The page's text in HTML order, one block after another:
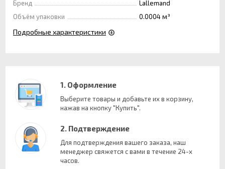
Бренд
Lallemand
Объём упаковки
0.0004 м³
Подробные характеристики
1. Оформление
Выберите товары и добавьте их в корзину,
нажав на кнопку "Купить".
2. Подтверждение
Для подтверждения вашего заказа, наш
менеджер свяжется с вами в течение 24-х
часов.